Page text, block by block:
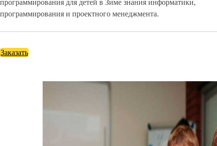
программирования для детей в Зиме знания информатики,
программирования и проектного менеджмента.
Заказать